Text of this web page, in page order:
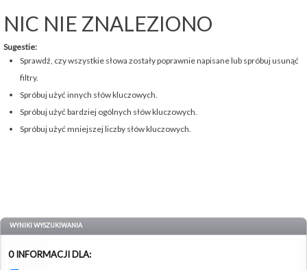
NIC NIE ZNALEZIONO
Sugestie:
Sprawdź, czy wszystkie słowa zostały poprawnie napisane lub spróbuj usunąć
filtry.
Spróbuj użyć innych słów kluczowych.
Spróbuj użyć bardziej ogólnych słów kluczowych.
Spróbuj użyć mniejszej liczby słów kluczowych.
WYNIKI WYSZUKIWANIA
0 INFORMACJI DLA: